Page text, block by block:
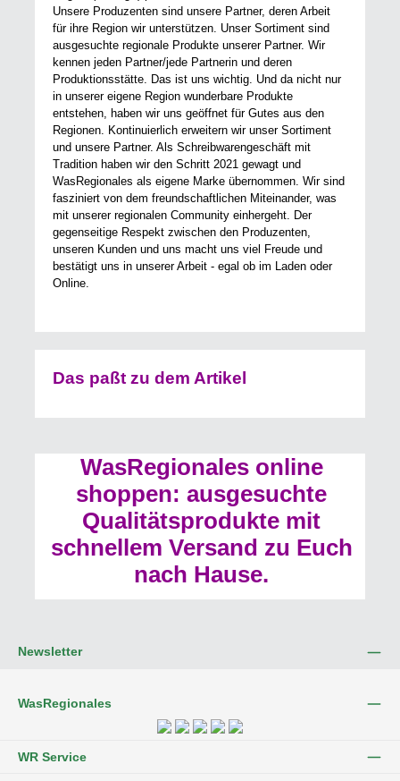
Unsere Produzenten sind unsere Partner, deren Arbeit
für ihre Region wir unterstützen. Unser Sortiment sind
ausgesuchte regionale Produkte unserer Partner. Wir
kennen jeden Partner/jede Partnerin und deren
Produktionsstätte. Das ist uns wichtig. Und da nicht nur
in unserer eigene Region wunderbare Produkte
entstehen, haben wir uns geöffnet für Gutes aus den
Regionen. Kontinuierlich erweitern wir unser Sortiment
und unsere Partner. Als Schreibwarengeschäft mit
Tradition haben wir den Schritt 2021 gewagt und
WasRegionales als eigene Marke übernommen. Wir sind
fasziniert von dem freundschaftlichen Miteinander, was
mit unserer regionalen Community einhergeht. Der
gegenseitige Respekt zwischen den Produzenten,
unseren Kunden und uns macht uns viel Freude und
bestätigt uns in unserer Arbeit - egal ob im Laden oder
Online.
Das paßt zu dem Artikel
WasRegionales online
shoppen: ausgesuchte
Qualitätsprodukte mit
schnellem Versand zu Euch
nach Hause.
Newsletter
WasRegionales
WR Service